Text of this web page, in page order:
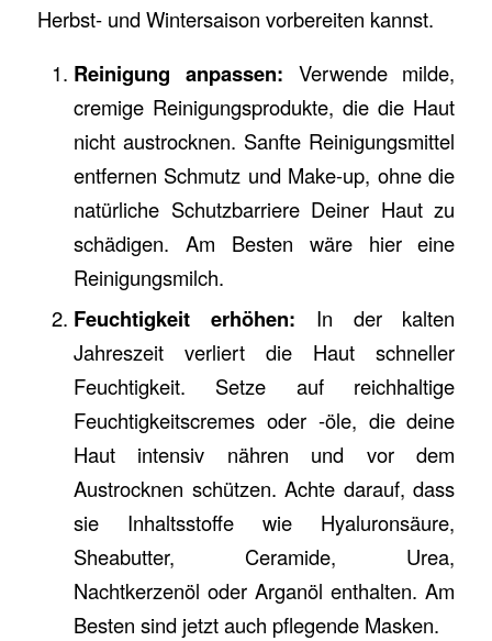
Herbst- und Wintersaison vorbereiten kannst.
Reinigung anpassen: Verwende milde,
cremige Reinigungsprodukte, die die Haut
nicht austrocknen. Sanfte Reinigungsmittel
entfernen Schmutz und Make-up, ohne die
natürliche Schutzbarriere Deiner Haut zu
schädigen. Am Besten wäre hier eine
Reinigungsmilch.
Feuchtigkeit erhöhen: In der kalten
Jahreszeit verliert die Haut schneller
Feuchtigkeit. Setze auf reichhaltige
Feuchtigkeitscremes oder -öle, die deine
Haut intensiv nähren und vor dem
Austrocknen schützen. Achte darauf, dass
sie Inhaltsstoffe wie Hyaluronsäure,
Sheabutter, Ceramide, Urea,
Nachtkerzenöl oder Arganöl enthalten. Am
Besten sind jetzt auch pflegende Masken.